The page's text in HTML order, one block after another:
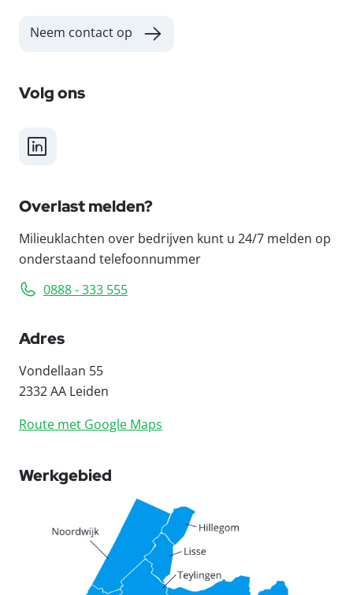
Neem contact op
Volg ons
LinkedIn
Overlast melden?
Milieuklachten over bedrijven kunt u 24/7 melden op
onderstaand telefoonnummer
0888 - 333 555
Adres
Vondellaan 55
2332 AA Leiden
Route met Google Maps
Werkgebied